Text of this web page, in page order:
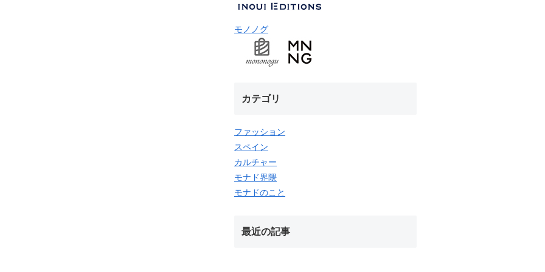
モノノグ
カテゴリ
ファッション
スペイン
カルチャー
モナド界隈
モナドのこと
最近の記事